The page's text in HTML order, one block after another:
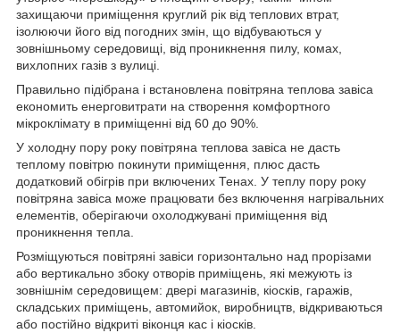
захищаючи приміщення круглий рік від теплових втрат,
ізолюючи його від погодних змін, що відбуваються у
зовнішньому середовищі, від проникнення пилу, комах,
вихлопних газів з вулиці.
Правильно підібрана і встановлена повітряна теплова завіса
економить енерговитрати на створення комфортного
мікроклімату в приміщенні від 60 до 90%.
У холодну пору року повітряна теплова завіса не дасть
теплому повітрю покинути приміщення, плюс дасть
додатковий обігрів при включених Тенах. У теплу пору року
повітряна завіса може працювати без включення нагрівальних
елементів, оберігаючи охолоджувані приміщення від
проникнення тепла.
Розміщуються повітряні завіси горизонтально над прорізами
або вертикально збоку отворів приміщень, які межують із
зовнішнім середовищем: двері магазинів, кіосків, гаражів,
складських приміщень, автомийок, виробництв, відкриваються
або постійно відкриті віконця кас і кіосків.